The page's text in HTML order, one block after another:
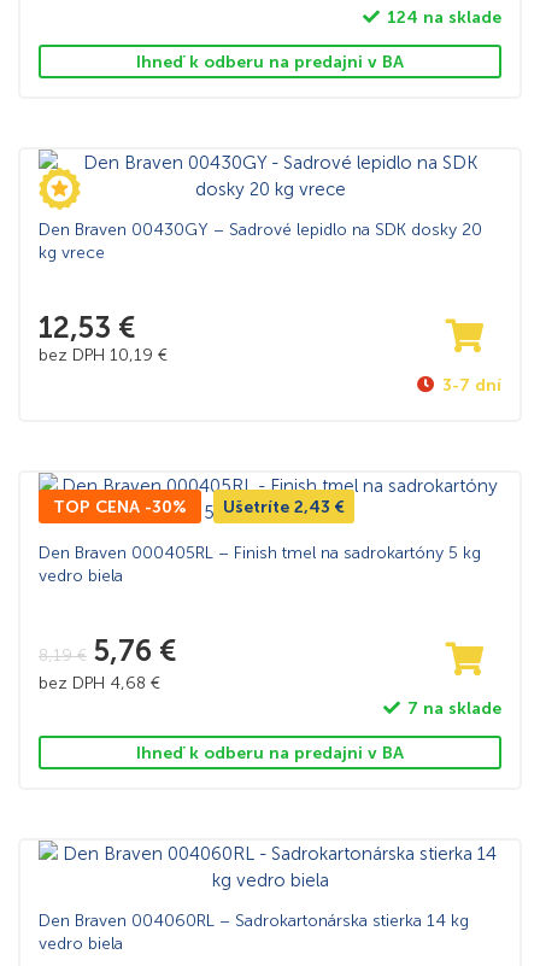
124 na sklade
Ihneď k odberu na predajni v BA
Den Braven 00430GY – Sadrové lepidlo na SDK dosky 20
kg vrece
12,53 €
bez DPH 10,19 €
3-7 dní
TOP CENA -30% Ušetríte 2,43 €
Den Braven 000405RL – Finish tmel na sadrokartóny 5 kg
vedro biela
8,19€ 5,76 €
bez DPH 4,68 €
7 na sklade
Ihneď k odberu na predajni v BA
Den Braven 004060RL – Sadrokartonárska stierka 14 kg
vedro biela